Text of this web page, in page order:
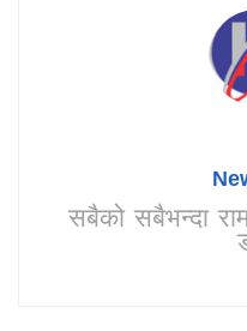
सबैको सबैभन्दा